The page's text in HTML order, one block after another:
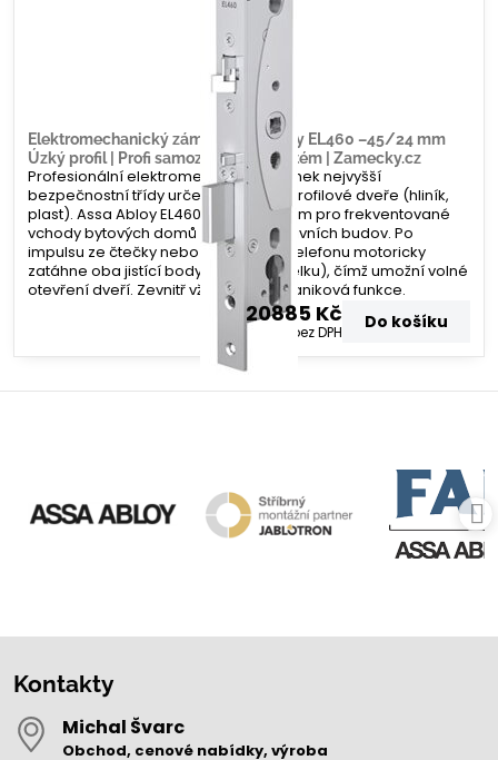
Elektromechanický zámek Assa Abloy EL460 –45/24 mm
Úzký profil | Profi samozamykací systém | Zamecky.cz
Profesionální elektromechanický zámek nejvyšší
bezpečnostní třídy určený pro úzké profilové dveře (hliník,
plast). Assa Abloy EL460 je standardem pro frekventované
vchody bytových domů a administrativních budov. Po
impulsu ze čtečky nebo domovního telefonu motoricky
zatáhne oba jistící body (závoru i střelku), čímž umožní volné
otevření dveří. Zevnitř vždy funguje paniková funkce.
20885 Kč
bez DPH Do košíku
Kontakty
Michal Švarc
Obchod, cenové nabídky, výroba